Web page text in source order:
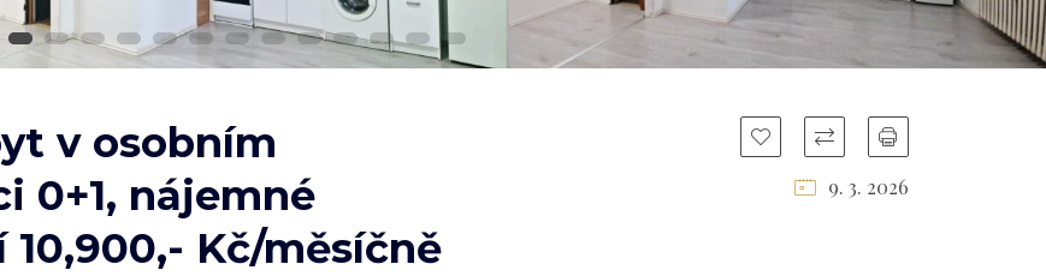
v osobním
0+1, nájemné
Kč/měsíčně
9. 3. 2026